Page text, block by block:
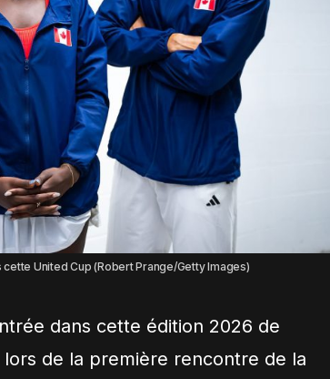
United Cup (Robert Prange/Getty Images)
dans cette édition 2026 de
lors de la première rencontre de la